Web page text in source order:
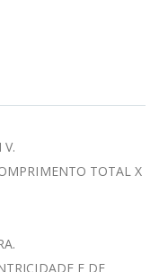
V.
TOTAL X
E DE